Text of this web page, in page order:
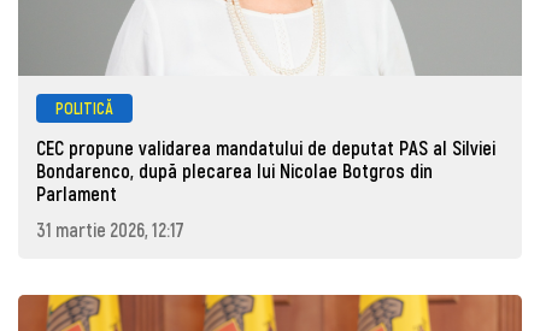
POLITICĂ
CEC propune validarea mandatului de deputat PAS al Silviei
Bondarenco, după plecarea lui Nicolae Botgros din
Parlament
31 martie 2026, 12:17